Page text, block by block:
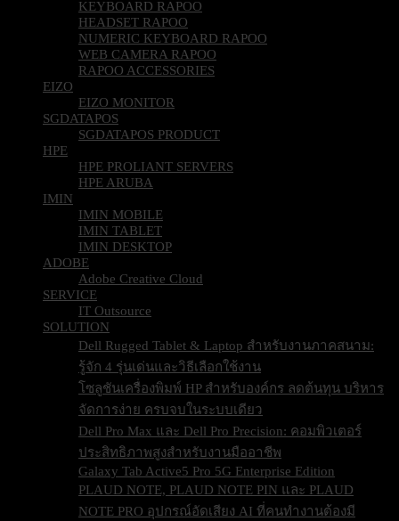
KEYBOARD RAPOO
HEADSET RAPOO
NUMERIC KEYBOARD RAPOO
WEB CAMERA RAPOO
RAPOO ACCESSORIES
EIZO
EIZO MONITOR
SGDATAPOS
SGDATAPOS PRODUCT
HPE
HPE PROLIANT SERVERS
HPE ARUBA
IMIN
IMIN MOBILE
IMIN TABLET
IMIN DESKTOP
ADOBE
Adobe Creative Cloud
SERVICE
IT Outsource
SOLUTION
Dell Rugged Tablet & Laptop สำหรับงานภาคสนาม:
รู้จัก 4 รุ่นเด่นและวิธีเลือกใช้งาน
โซลูชันเครื่องพิมพ์ HP สำหรับองค์กร ลดต้นทุน บริหาร
จัดการง่าย ครบจบในระบบเดียว
Dell Pro Max และ Dell Pro Precision: คอมพิวเตอร์
ประสิทธิภาพสูงสำหรับงานมืออาชีพ
Galaxy Tab Active5 Pro 5G Enterprise Edition
PLAUD NOTE, PLAUD NOTE PIN และ PLAUD
NOTE PRO อุปกรณ์อัดเสียง AI ที่คนทำงานต้องมี